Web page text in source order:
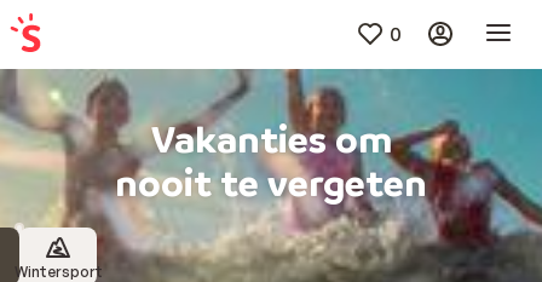
0
Vakanties om
nooit te vergeten
Wintersport